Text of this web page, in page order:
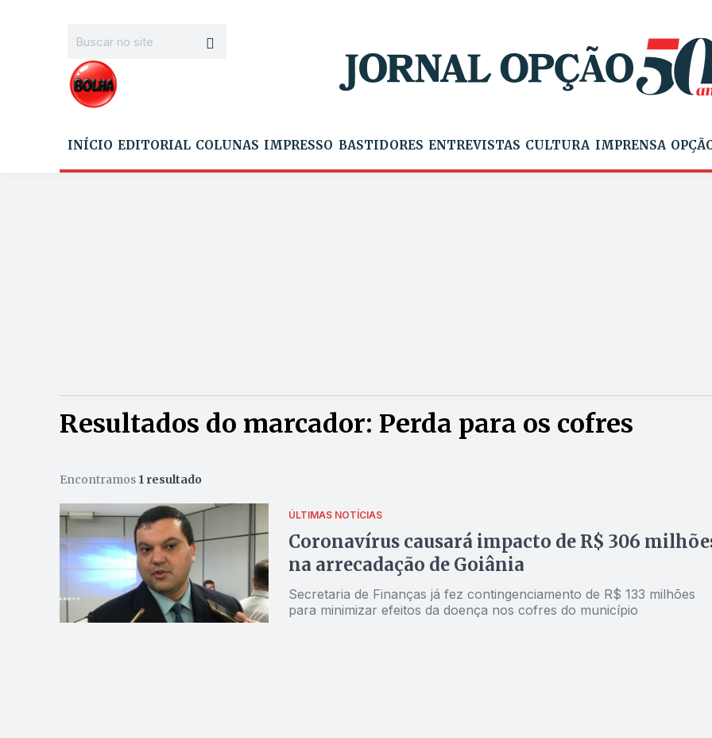
INÍCIO EDITORIAL COLUNAS IMPRESSO BASTIDORES ENTREVISTAS CULTURA IMPRENSA
Resultados do marcador: Perda para os cofres
Encontramos 1 resultado
ÚLTIMAS NOTÍCIAS
Coronavírus causará impacto de R$ 306
na arrecadação de Goiânia
Secretaria de Finanças já fez contingenciamento de R$ 133 milhões
para minimizar efeitos da doença nos cofres do município